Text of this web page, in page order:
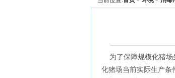
为了保障规模化猪场
化猪场当前实际生产条